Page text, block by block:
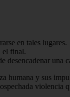
en tales lugares.
el final.
una
humana y sus
violencia